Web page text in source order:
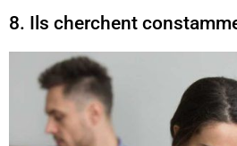
8. Ils cherchent